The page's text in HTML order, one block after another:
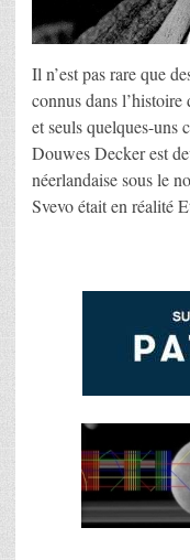
Il n’est pas rare que
connus dans
et seuls quelques-uns
Douwes Decker est
néerlandaise sous le
Svevo était en réalité